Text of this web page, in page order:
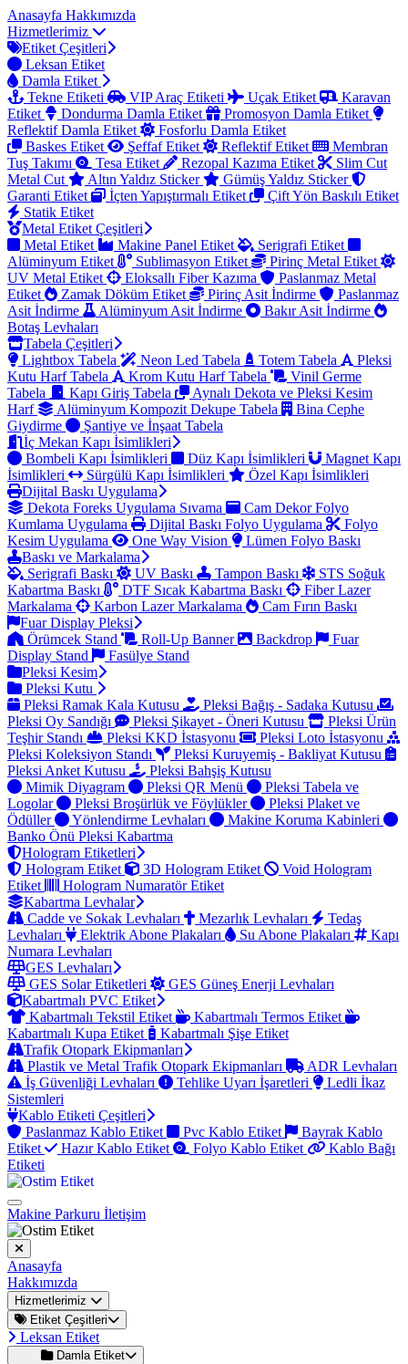
Anasayfa Hakkımızda
Hizmetlerimiz
Etiket Çeşitleri
Leksan Etiket
Damla Etiket
Tekne Etiketi
VIP Araç Etiketi Uçak Etiket
Karavan
Etiket
Dondurma Damla Etiket
Promosyon Damla Etiket
Reflektif Damla Etiket
Fosforlu Damla Etiket
Baskes Etiket
Şeffaf Etiket Reflektif Etiket
Membran
Tuş Takımı
Tesa Etiket Rezopal Kazıma Etiket
Slim Cut
Metal Cut
Altın Yaldız Sticker
Gümüş Yaldız Sticker
Garanti Etiket
İçten Yapıştırmalı Etiket
Çift Yön Baskılı Etiket
Statik Etiket
Metal Etiket Çeşitleri
Metal Etiket
Makine Panel Etiket
Serigrafi Etiket
Alüminyum Etiket
Sublimasyon Etiket
Pirinç Metal Etiket
UV Metal Etiket
Eloksallı Fiber Kazıma
Paslanmaz Metal
Etiket
Zamak Döküm Etiket Pirinç Asit İndirme
Paslanmaz
Asit İndirme
Alüminyum Asit İndirme
Bakır Asit İndirme
Botaş Levhaları
Tabela Çeşitleri
Lightbox Tabela
Neon Led Tabela Totem Tabela
Pleksi
Kutu Harf Tabela
Krom Kutu Harf Tabela
Vinil Germe
Tabela
Kapı Giriş Tabela
Aynalı Dekota ve Pleksi Kesim
Harf
Alüminyum Kompozit Dekupe Tabela
Bina Cephe
Giydirme
Şantiye ve İnşaat Tabela
İç Mekan Kapı İsimlikleri
Bombeli Kapı İsimlikleri
Düz Kapı İsimlikleri
Magnet Kapı
İsimlikleri
Sürgülü Kapı İsimlikleri
Özel Kapı İsimlikleri
Dijital Baskı Uygulama
Dekota Foreks Uygulama Sıvama
Cam Dekor Folyo
Kumlama Uygulama
Dijital Baskı Folyo Uygulama
Folyo
Kesim Uygulama
One Way Vision
Lümen Folyo Baskı
Baskı ve Markalama
Serigrafi Baskı
UV Baskı Tampon Baskı
STS Soğuk
Kabartma Baskı
DTF Sıcak Kabartma Baskı
Fiber Lazer
Markalama
Karbon Lazer Markalama
Cam Fırın Baskı
Fuar Display Pleksi
Örümcek Stand
Roll-Up Banner Backdrop
Fuar
Display Stand
Fasülye Stand
Pleksi Kesim
Pleksi Kutu
Pleksi Ramak Kala Kutusu
Pleksi Bağış - Sadaka Kutusu
Pleksi Oy Sandığı
Pleksi Şikayet - Öneri Kutusu
Pleksi Ürün
Teşhir Standı
Pleksi KKD İstasyonu
Pleksi Loto İstasyonu
Pleksi Koleksiyon Standı
Pleksi Kuruyemiş - Bakliyat Kutusu
Pleksi Anket Kutusu
Pleksi Bahşiş Kutusu
Mimik Diyagram
Pleksi QR Menü
Pleksi Tabela ve
Logolar
Pleksi Broşürlük ve Föylükler
Pleksi Plaket ve
Ödüller
Yönlendirme Levhaları
Makine Koruma Kabinleri
Banko Önü Pleksi Kabartma
Hologram Etiketleri
Hologram Etiket
3D Hologram Etiket
Void Hologram
Etiket
Hologram Numaratör Etiket
Kabartma Levhalar
Cadde ve Sokak Levhaları
Mezarlık Levhaları
Tedaş
Levhaları
Elektrik Abone Plakaları Su Abone Plakaları
Kapı
Numara Levhaları
GES Levhaları
GES Solar Etiketleri
GES Güneş Enerji Levhaları
Kabartmalı PVC Etiket
Kabartmalı Tekstil Etiket
Kabartmalı Termos Etiket
Kabartmalı Kupa Etiket
Kabartmalı Şişe Etiket
Trafik Otopark Ekipmanları
Plastik ve Metal Trafik Otopark Ekipmanları
ADR Levhaları
İş Güvenliği Levhaları
Tehlike Uyarı İşaretleri
Ledli İkaz
Sistemleri
Kablo Etiketi Çeşitleri
Paslanmaz Kablo Etiket
Pvc Kablo Etiket
Bayrak Kablo
Etiket
Hazır Kablo Etiket Folyo Kablo Etiket
Kablo Bağı
Etiketi
Makine Parkuru İletişim
Anasayfa
Hakkımızda
Hizmetlerimiz
Etiket Çeşitleri
Leksan Etiket
Damla Etiket